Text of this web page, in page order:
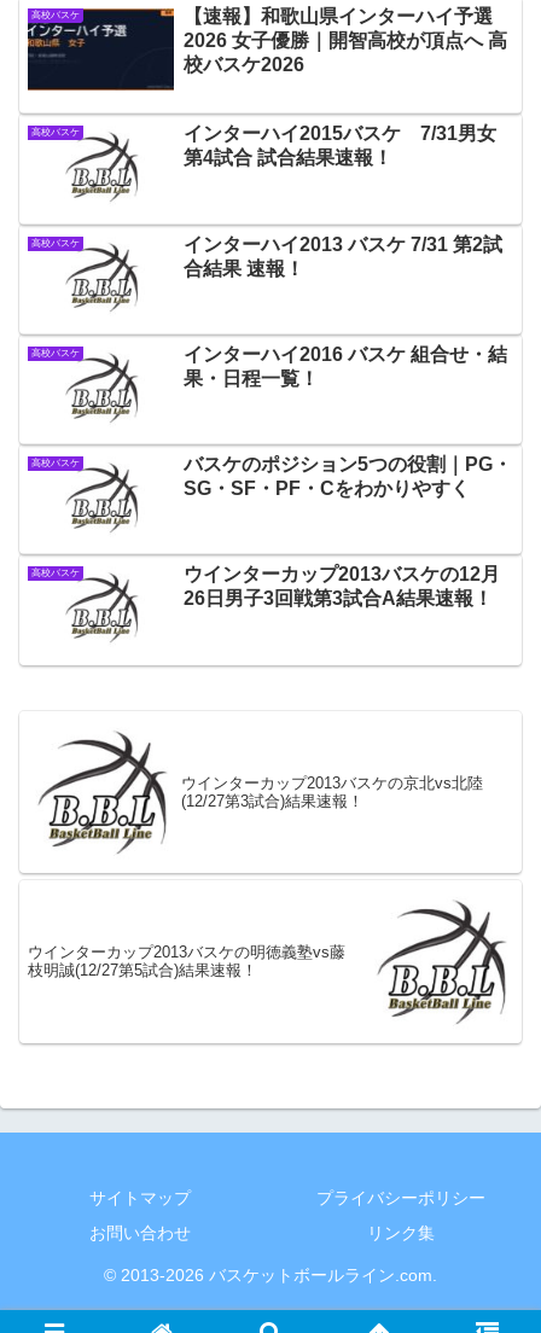
高校バスケ
【速報】和歌山県インターハイ予選
2026 女子優勝｜開智高校が頂点へ 高
校バスケ2026
高校バスケ
インターハイ2015バスケ 7/31男女
第4試合 試合結果速報！
高校バスケ
インターハイ2013 バスケ 7/31 第2試
合結果 速報！
高校バスケ
インターハイ2016 バスケ 組合せ・結
果・日程一覧！
高校バスケ
バスケのポジション5つの役割｜PG・
SG・SF・PF・Cをわかりやすく
高校バスケ
ウインターカップ2013バスケの12月
26日男子3回戦第3試合A結果速報！
ウインターカップ2013バスケの京北vs北陸
(12/27第3試合)結果速報！
ウインターカップ2013バスケの明徳義塾vs藤
枝明誠(12/27第5試合)結果速報！
サイトマップ
プライバシーポリシー
お問い合わせ
リンク集
© 2013-2026 バスケットボールライン.com.